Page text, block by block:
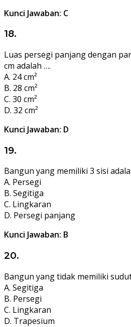
Kunci Jawaban: C
18.
Luas persegi panjang dengan
cm adalah ….
A. 24 cm²
B. 28 cm²
C. 30 cm²
D. 32 cm²
Kunci Jawaban: D
19.
Bangun yang memiliki 3 sisi
A. Persegi
B. Segitiga
C. Lingkaran
D. Persegi panjang
Kunci Jawaban: B
20.
Bangun yang tidak memiliki
A. Segitiga
B. Persegi
C. Lingkaran
D. Trapesium